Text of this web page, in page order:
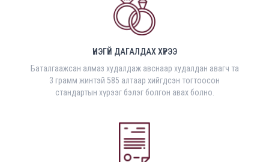
ҮНЭГҮЙ ДАГАЛДАХ ХҮРЭЭ
Баталгаажсан алмаз худалдаж авснаар худалдан авагч та
3 грамм жинтэй 585 алтаар хийгдсэн тогтоосон
стандартын хүрээг бэлэг болгон авах болно.